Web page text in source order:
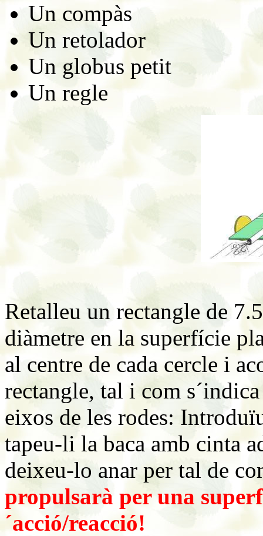
Un compàs
Un retolador
Un globus petit
Un regle
Retalleu un rectangle de
diàmetre en la superfície
al centre de cada cercle i
rectangle, tal i com
eixos de les rodes:
tapeu-li la baca amb cinta
deixeu-lo anar per tal de
propulsarà per una
´acció/reacció!